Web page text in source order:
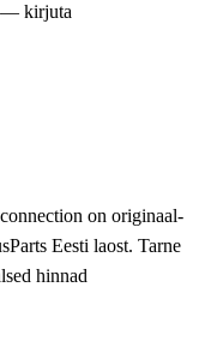
— kirjuta
on originaal-
Eesti laost. Tarne
hinnad